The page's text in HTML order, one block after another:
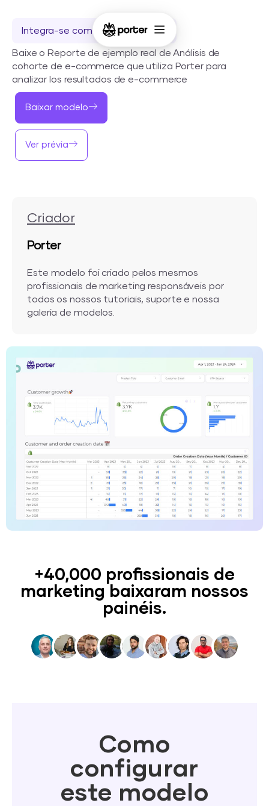
Integra-se com o Looker Studio
Baixe o Reporte de ejemplo real de Análisis de
cohorte de e-commerce que utiliza Porter para
analizar los resultados de e-commerce
Baixar modelo
Ver prévia
Criador
Porter
Este modelo foi criado pelos mesmos
profissionais de marketing responsáveis por
todos os nossos tutoriais, suporte e nossa
galeria de modelos.
+40,000 profissionais de
marketing baixaram nossos
painéis.
Como
configurar
este modelo